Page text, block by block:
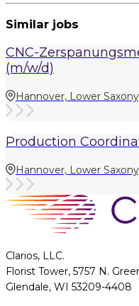
Similar jobs
CNC-
(m/w/d)
Hannover, Lower
Production
Hannover, Lower
Clarios, LLC.
Florist Tower, 5757 N.
Glendale, WI 53209-4408